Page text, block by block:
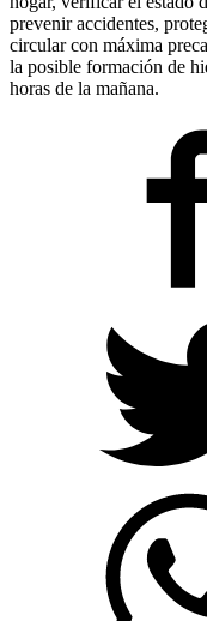
prevenir accidentes,
circular con máxima
la posible formación de
horas de la mañana.